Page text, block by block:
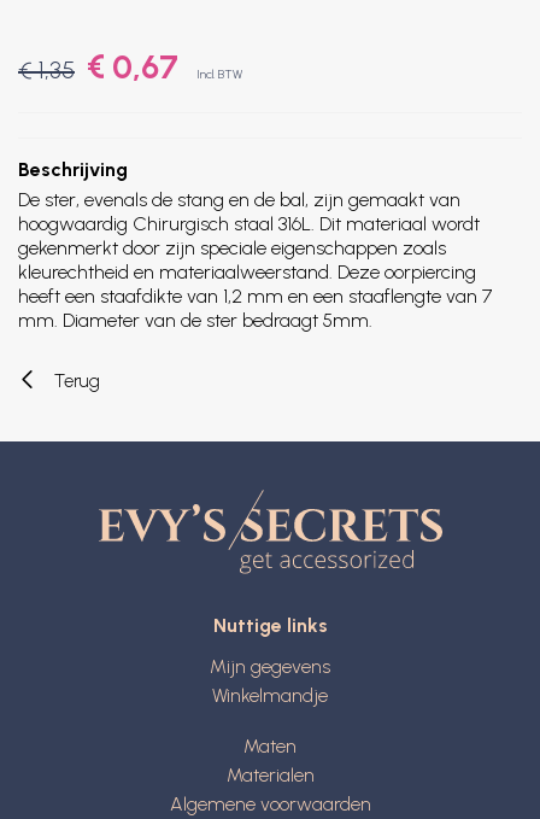
€ 1,35 € 0,67 Incl. BTW
Beschrijving
De ster, evenals de stang en de bal, zijn gemaakt van
hoogwaardig Chirurgisch staal 316L. Dit materiaal wordt
gekenmerkt door zijn speciale eigenschappen zoals
kleurechtheid en materiaalweerstand. Deze oorpiercing
heeft een staafdikte van 1,2 mm en een staaflengte van 7
mm. Diameter van de ster bedraagt 5mm.
Terug
Nuttige links
Mijn gegevens
Winkelmandje
Maten
Materialen
Algemene voorwaarden